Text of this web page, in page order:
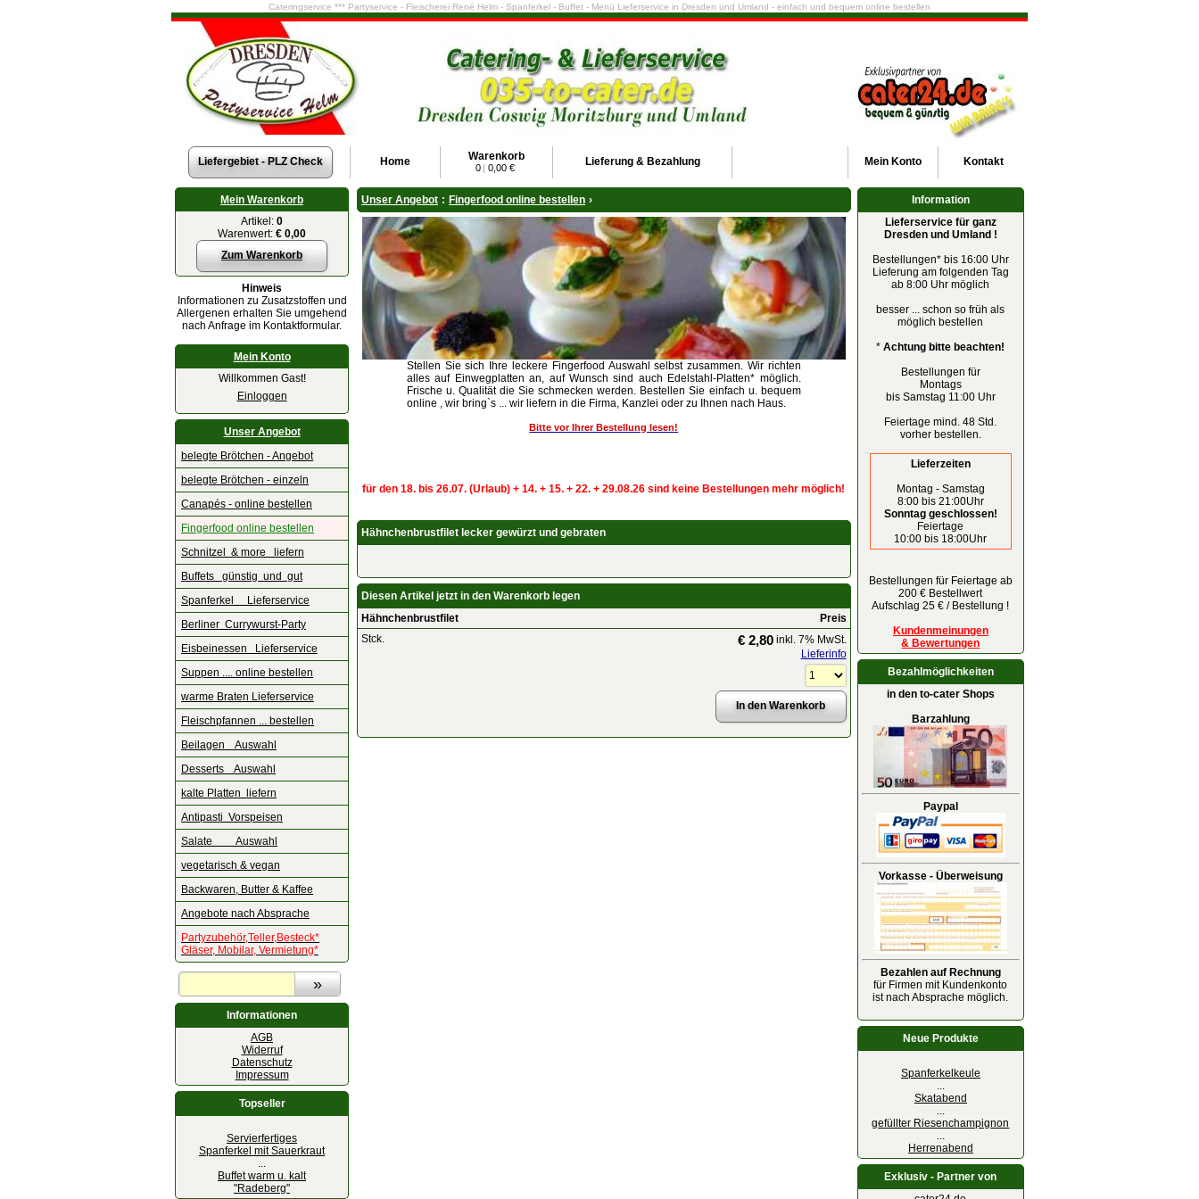
Cateringservice *** Partyservice - Fleischerei René Helm - Spanferkel - Buffet - Menü Lieferservice in Dresden und Umland - einfach und bequem online bestellen
Liefergebiet - PLZ Check Home Warenkorb
0 | 0,00 € Lieferung & Bezahlung Kontakt
Mein Konto
Mein Warenkorb
Artikel: 0
Warenwert: € 0,00
Zum Warenkorb
Hinweis
Informationen zu Zusatzstoffen und
Allergenen erhalten Sie umgehend
nach Anfrage im Kontaktformular.
Mein Konto
Willkommen Gast!
Einloggen
Unser Angebot
belegte Brötchen - Angebot
belegte Brötchen - einzeln
Canapés - online bestellen
Fingerfood online bestellen
Schnitzel & more liefern
Buffets günstig und gut
Spanferkel Lieferservice
Berliner Currywurst-Party
Eisbeinessen Lieferservice
Suppen .... online bestellen
warme Braten Lieferservice
Fleischpfannen ... bestellen
Beilagen Auswahl
Desserts Auswahl
kalte Platten liefern
Antipasti Vorspeisen
Salate Auswahl
vegetarisch & vegan
Backwaren, Butter & Kaffee
Angebote nach Absprache
Partyzubehör,Teller,Besteck*
Gläser, Mobilar, Vermietung*
Informationen
AGB
Widerruf
Datenschutz
Impressum
Topseller
Servierfertiges
Spanferkel mit Sauerkraut
...
Buffet warm u. kalt
"Radeberg"
Unser Angebot : Fingerfood online bestellen ›
Stellen Sie sich Ihre leckere Fingerfood Auswahl selbst zusammen. Wir richten
alles auf Einwegplatten an, auf Wunsch sind auch Edelstahl-Platten* möglich.
Frische u. Qualität die Sie schmecken werden. Bestellen Sie einfach u. bequem
online , wir bring`s ... wir liefern in die Firma, Kanzlei oder zu Ihnen nach Haus.
Bitte vor Ihrer Bestellung lesen!
für den 18. bis 26.07. (Urlaub) + 14. + 15. + 22. + 29.08.26 sind keine Bestellungen mehr möglich!
Hähnchenbrustfilet lecker gewürzt und gebraten
Diesen Artikel jetzt in den Warenkorb legen
Hähnchenbrustfilet
Preis
Stck.
€ 2,80inkl. 7% MwSt.
Lieferinfo
Information
Lieferservice für ganz
Dresden und Umland !
Bestellungen* bis 16:00 Uhr
Lieferung am folgenden Tag
ab 8:00 Uhr möglich
besser ... schon so früh als
möglich bestellen
*Achtung bitte beachten!
Bestellungen für
Montags
bis Samstag 11:00 Uhr
Feiertage mind. 48 Std.
vorher bestellen.
Lieferzeiten
Montag - Samstag
8:00 bis 21:00Uhr
Sonntag geschlossen!
Feiertage
10:00 bis 18:00Uhr
Bestellungen für Feiertage ab
200 € Bestellwert
Aufschlag 25 € / Bestellung !
Kundenmeinungen
& Bewertungen
Bezahlmöglichkeiten
in den to-cater Shops
Barzahlung
Paypal
Vorkasse - Überweisung
Bezahlen auf Rechnung
für Firmen mit Kundenkonto
ist nach Absprache möglich.
Neue Produkte
Spanferkelkeule
...
Skatabend
...
gefüllter Riesenchampignon
...
Herrenabend
Exklusiv - Partner von